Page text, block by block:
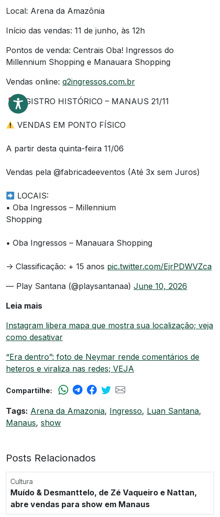
Local: Arena da Amazônia
Início das vendas: 11 de junho, às 12h
Pontos de venda: Centrais Oba! Ingressos do
Millennium Shopping e Manauara Shopping
Vendas online: q2ingressos.com.br
REGISTRO HISTÓRICO – MANAUS 21/11
VENDAS EM PONTO FÍSICO
A partir desta quinta-feira 11/06
Vendas pela @fabricadeeventos (Até 3x sem Juros)
LOCAIS:
• Oba Ingressos – Millennium
Shopping
• Oba Ingressos – Manauara Shopping
-> Classificação: + 15 anos pic.twitter.com/EjrPDWVZca
— Play Santana (@playsantanaa) June 10, 2026
Leia mais
Instagram libera mapa que mostra sua localização; veja
como desativar
“Era dentro”: foto de Neymar rende comentários de
heteros e viraliza nas redes; VEJA
Compartilhe:
Tags: Arena da Amazonia, Ingresso, Luan Santana,
Manaus, show
Posts Relacionados
Cultura
Muído & Desmanttelo, de Zé Vaqueiro e Nattan,
abre vendas para show em Manaus